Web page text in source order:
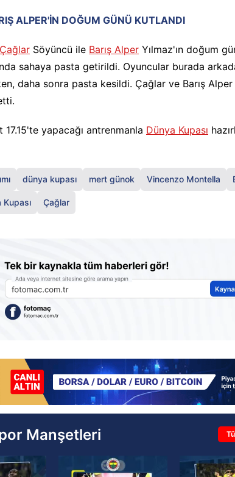
ALPER'İN DOĞUM GÜNÜ KUTLANDI
Çağlar Söyüncü ile Barış Alper Yılmaz'ın doğum
sahaya pasta getirildi. Oyuncular burada
daha sonra pasta kesildi. Çağlar ve Barış
17.15'te yapacağı antrenmanla Dünya Kupası
dünya kupası mert günok Vincenzo Montella
Çağlar
Manşetleri